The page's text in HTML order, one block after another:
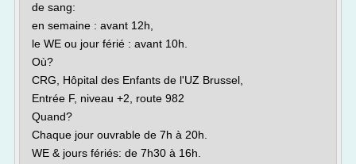
de sang:
en semaine : avant 12h,
le WE ou jour férié : avant 10h.
Où?
CRG, Hôpital des Enfants de l'UZ Brussel,
Entrée F, niveau +2, route 982
Quand?
Chaque jour ouvrable de 7h à 20h.
WE & jours fériés: de 7h30 à 16h.